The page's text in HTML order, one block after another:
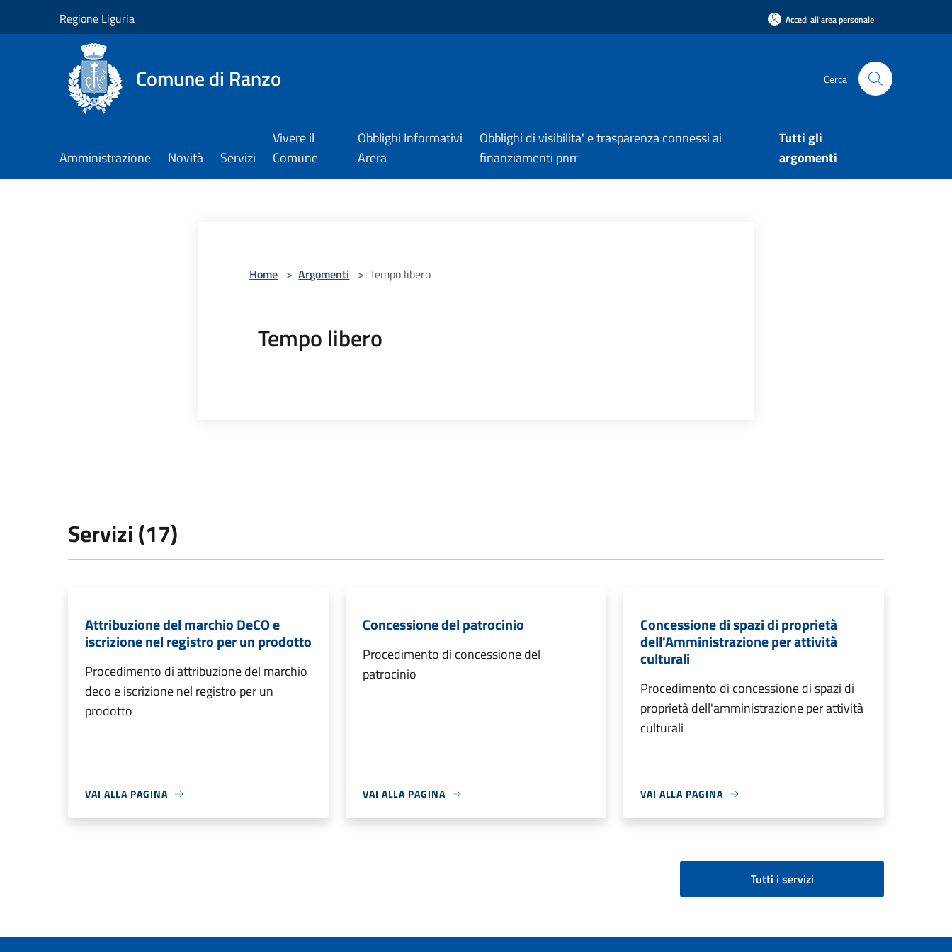
Regione Liguria Accedi all'area personale
Comune di Ranzo Cerca
Amministrazione Novità Servizi
Vivere il
Comune
Obblighi Informativi
Arera
Obblighi di visibilita' e trasparenza connessi ai
finanziamenti pnrr
Tutti gli
argomenti
Home > Argomenti > Tempo libero
Tempo libero
Servizi (17)
Attribuzione del marchio DeCO e
iscrizione nel registro per un prodotto
Procedimento di attribuzione del marchio
deco e iscrizione nel registro per un
prodotto
VAI ALLA PAGINA
Concessione del patrocinio
Procedimento di concessione del
patrocinio
VAI ALLA PAGINA
Concessione di spazi di proprietà
dell'Amministrazione per attività
culturali
Procedimento di concessione di spazi di
proprietà dell'amministrazione per attività
culturali
VAI ALLA PAGINA
Tutti i servizi